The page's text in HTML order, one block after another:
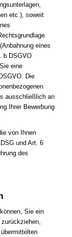
etc.), soweit
eines
b DSGVO
eine
Die
ausschließlich an
Ihrer Bewerbung
von Ihnen
und Art. 6
des
Sie ein